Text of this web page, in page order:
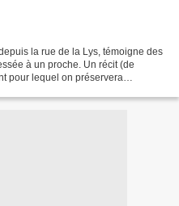
la rue de la Lys, témoigne des
à un proche. Un récit (de
pour lequel on préservera